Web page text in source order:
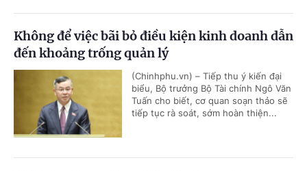
Không để việc bãi bỏ điều kiện kinh doanh dẫn
đến khoảng trống quản lý
(Chinhphu.vn) – Tiếp thu ý kiến đại
biểu, Bộ trưởng Bộ Tài chính Ngô Văn
Tuấn cho biết, cơ quan soạn thảo sẽ
tiếp tục rà soát, sớm hoàn thiện...